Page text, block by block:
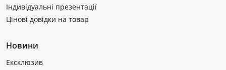
Індивідуальні презентації
Цінові довідки на товар
Новини
Ексклюзив